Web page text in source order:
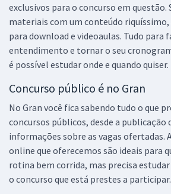
exclusivos para o concurso em questão.
materiais com um conteúdo
para download e videoaulas. Tudo para
entendimento e tornar o seu
é possível estudar onde e quando quiser.
Concurso público é no Gran
No Gran você fica sabendo tudo o que
concursos públicos, desde a publicação
informações sobre as vagas ofertadas.
online que oferecemos são ideais para
rotina bem corrida, mas precisa
o concurso que está prestes a participar.